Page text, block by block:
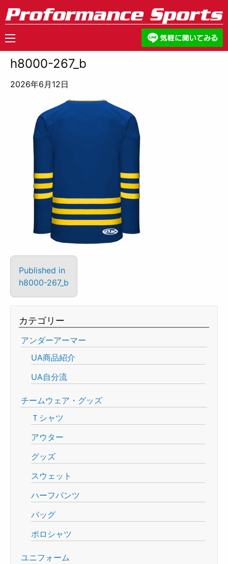
h8000-267_b
2026年6月12日
Published in
h8000-267_b
カテゴリー
アンダーアーマー
UA商品紹介
UA自分流
チームウェア・グッズ
Ｔシャツ
アウター
グッズ
スウェット
ハーフパンツ
バッグ
ポロシャツ
ユニフォーム